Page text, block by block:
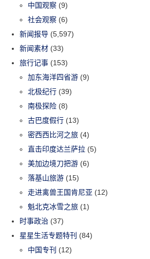
中国观察 (9)
社会观察 (6)
新闻报导 (5,597)
新闻素材 (33)
旅行记事 (153)
加东海洋四省游 (9)
北极纪行 (39)
南极探险 (8)
古巴度假行 (13)
密西西比河之旅 (4)
直击印度达兰萨拉 (5)
美加边境刀把游 (6)
落基山旅游 (15)
走进禽兽王国肯尼亚 (12)
魁北克冰雪之旅 (1)
时事政治 (37)
星星生活专题特刊 (84)
中国专刊 (12)